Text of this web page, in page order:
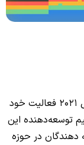
پلتفرم و ارز دیجیتال Convex Finance در سال 2021 فعالیت خود
توسعه‌دهنده این
در حوزه